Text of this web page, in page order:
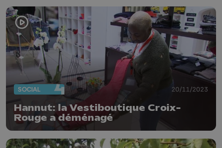
SOCIAL 20/11/2023
Hannut: la Vestiboutique Croix-
Rouge a déménagé